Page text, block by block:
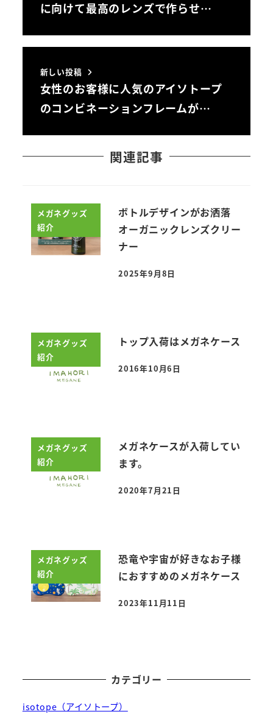
に向けて最高のレンズで作らせ…
新しい投稿
女性のお客様に人気のアイソトープ
のコンビネーションフレームが…
関連記事
メガネグッズ
紹介
ボトルデザインがお洒落
オーガニックレンズクリー
ナー
投稿日
2025年9月8日
メガネグッズ
紹介
トップ入荷はメガネケース
投稿日
2016年10月6日
メガネグッズ
紹介
メガネケースが入荷してい
ます。
投稿日
2020年7月21日
メガネグッズ
紹介
恐竜や宇宙が好きなお子様
におすすめのメガネケース
投稿日
2023年11月11日
カテゴリー
isotope（アイソトープ）